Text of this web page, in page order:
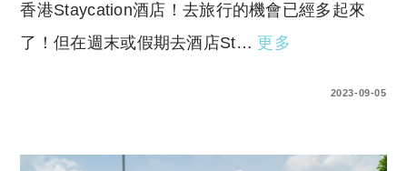
香港Staycation酒店！去旅行的機會已經多起來
了！但在週末或假期去酒店St… 更多
2023-09-05